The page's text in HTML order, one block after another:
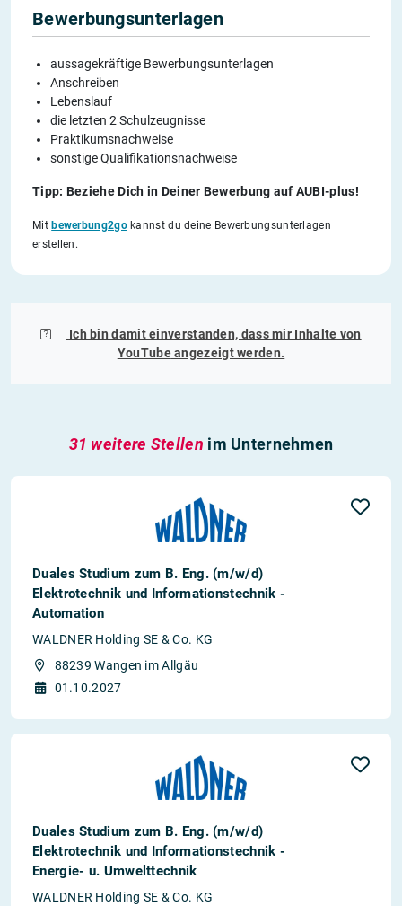
Bewerbungsunterlagen
aussagekräftige Bewerbungsunterlagen
Anschreiben
Lebenslauf
die letzten 2 Schulzeugnisse
Praktikumsnachweise
sonstige Qualifikationsnachweise
Tipp: Beziehe Dich in Deiner Bewerbung auf AUBI-plus!
Mit bewerbung2gokannst du deine Bewerbungsunterlagen
erstellen.
Ich bin damit einverstanden, dass mir Inhalte von
YouTubeangezeigt werden.
31 weitere Stellen im Unternehmen
Duales Studium zum B. Eng. (m/w/d)
Elektrotechnik und Informationstechnik -
Automation
WALDNER Holding SE & Co. KG
88239 Wangen im Allgäu
01.10.2027
Duales Studium zum B. Eng. (m/w/d)
Elektrotechnik und Informationstechnik -
Energie- u. Umwelttechnik
WALDNER Holding SE & Co. KG